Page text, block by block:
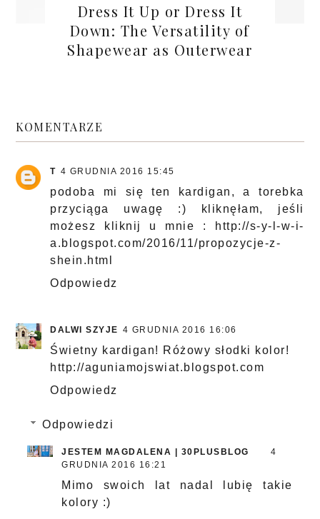
Dress It Up or Dress It
Down: The Versatility of
Shapewear as Outerwear
KOMENTARZE
T 4 GRUDNIA 2016 15:45
podoba mi się ten kardigan, a torebka
przyciąga uwagę :) kliknęłam, jeśli
możesz kliknij u mnie : http://s-y-l-w-i-
a.blogspot.com/2016/11/propozycje-z-
shein.html
Odpowiedz
DALWI SZYJE 4 GRUDNIA 2016 16:06
Świetny kardigan! Różowy słodki kolor!
http://aguniamojswiat.blogspot.com
Odpowiedz
Odpowiedzi
JESTEM MAGDALENA | 30PLUSBLOG
4
GRUDNIA 2016 16:21
Mimo swoich lat nadal lubię takie
kolory :)